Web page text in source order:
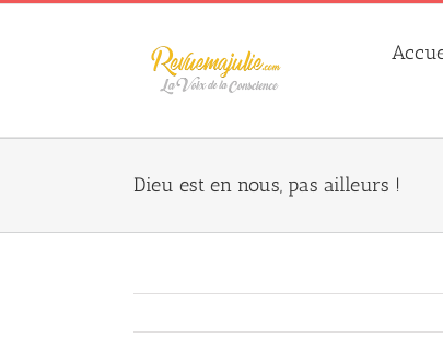
Skip
Dieu est en nous, pas ailleurs !